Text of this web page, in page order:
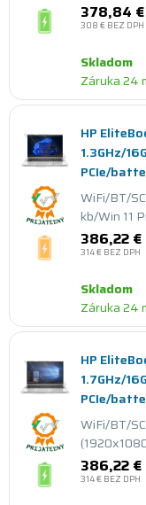
378,84 €
308 € BEZ DPH
Skladom
Záruka 24
HP
1.3GHz/
PCIe/
WiFi/BT/
kb/Win 11
386,22 €
314 € BEZ DPH
Skladom
Záruka 24
HP
1.7GHz/
PCIe/
WiFi/BT/
386,22 €
314 € BEZ DPH